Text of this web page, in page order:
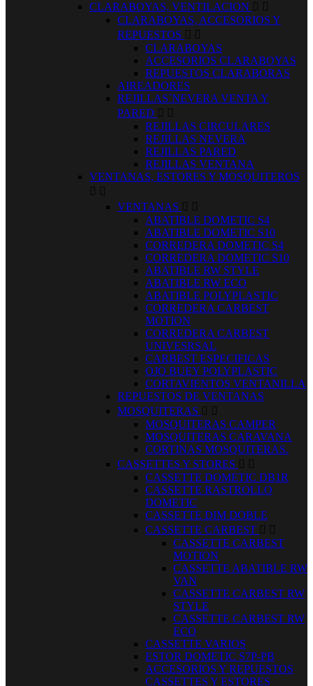
CLARABOYAS, VENTILACION  
CLARABOYAS, ACCESORIOS Y
REPUESTOS  
CLARABOYAS
ACCESORIOS CLARABOYAS
REPUESTOS CLARABORAS
AIREADORES
REJILLAS´NEVERA VENTA Y
PARED  
REJILLAS CIRCULARES
REJILLAS NEVERA
REJILLAS PARED
REJILLAS VENTANA
VENTANAS, ESTORES Y MOSQUITEROS
 
VENTANAS  
ABATIBLE DOMETIC S4
ABATIBLE DOMETIC S10
CORREDERA DOMETIC S4
CORREDERA DOMETIC S10
ABATIBLE RW STYLE
ABATIBLE RW ECO
ABATIBLE POLYPLASTIC
CORREDERA CARBEST
MOTION
CORREDERA CARBEST
UNIVESRSAL
CARBEST ESPECIFICAS
OJO BUEY POLYPLASTIC
CORTAVIENTOS VENTANILLA
REPUESTOS DE VENTANAS
MOSQUITERAS  
MOSQUITERAS CAMPER
MOSQUITERAS CARAVANA
CORTINAS MOSQUITERAS.
CASSETTES Y STORES  
CASSETTE DOMETIC DB1R
CASSETTE RASTROLLO
DOMETIC
CASSETTE DIM DOBLE
CASSETTE CARBEST  
CASSETTE CARBEST
MOTION
CASSETTE ABATIBLE RW
VAN
CASSETTE CARBEST RW
STYLE
CASSETTE CARBEST RW
ECO
CASSETTE VARIOS
ESTOR DOMETIC S7P-PB
ACCESORIOS Y REPUESTOS
CASSETTES Y ESTORES